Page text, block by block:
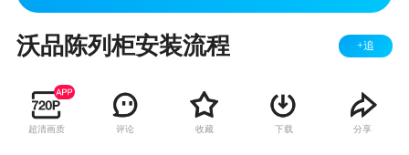
沃品陈列柜安装流程 +追
超清画质 评论 收藏 下载 分享